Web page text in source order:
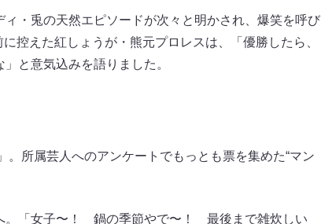
・兎の天然エピソードが次々と明かされ、爆笑を呼び
控えた紅しょうが・熊元プロレスは、「優勝したら、
と意気込みを語りました。
所属芸人へのアンケートでもっとも票を集めた“マン
。「女子〜！ 鍋の季節やで〜！ 最後まで雑炊しい